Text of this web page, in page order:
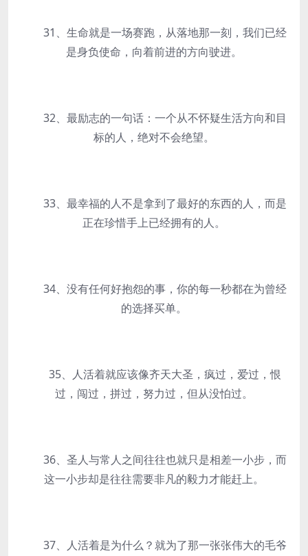
31、生命就是一场赛跑，从落地那一刻，我们已经
是身负使命，向着前进的方向驶进。
32、最励志的一句话：一个从不怀疑生活方向和目
标的人，绝对不会绝望。
33、最幸福的人不是拿到了最好的东西的人，而是
正在珍惜手上已经拥有的人。
34、没有任何好抱怨的事，你的每一秒都在为曾经
的选择买单。
35、人活着就应该像齐天大圣，疯过，爱过，恨
过，闯过，拼过，努力过，但从没怕过。
36、圣人与常人之间往往也就只是相差一小步，而
这一小步却是往往需要非凡的毅力才能赶上。
37、人活着是为什么？就为了那一张张伟大的毛爷